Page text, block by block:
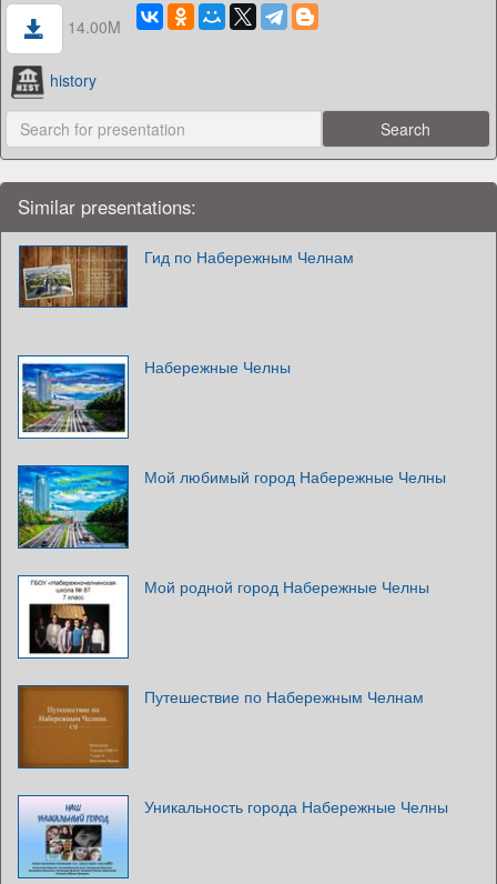
14.00M
history
Similar presentations:
Гид по Набережным Челнам
Набережные Челны
Мой любимый город Набережные Челны
Мой родной город Набережные Челны
Путешествие по Набережным Челнам
Уникальность города Набережные Челны